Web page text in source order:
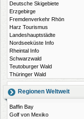
Deutsche Skigebiete
Erzgebirge
Fremdenverkehr Rhön
Harz Tourismus
Landeshauptstädte
Nordseeküste Info
Rheintal Info
Schwarzwald
Teutoburger Wald
Thüringer Wald
Regionen Weltweit
Baffin Bay
Golf von Mexiko